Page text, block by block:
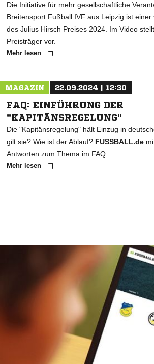
Die Initiative für mehr gesellschaftliche
Breitensport Fußball IVF aus Leipzig ist einer
des Julius Hirsch Preises 2024. Im Video stellt
Preisträger vor.
Mehr lesen
MAGAZIN 22.09.2024 | 12:30
FAQ: EINFÜHRUNG DER
"KAPITÄNSREGELUNG"
Die "Kapitänsregelung" hält Einzug in
gilt sie? Wie ist der Ablauf? FUSSBALL.de
Antworten zum Thema im FAQ.
Mehr lesen